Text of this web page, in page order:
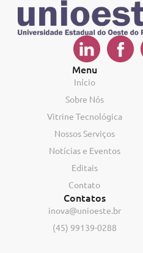
Menu
Início
Sobre Nós
Vitrine Tecnológica
Nossos Serviços
Notícias e Eventos
Editais
Contato
Contatos
inova@unioeste.br
(45) 99139-0288